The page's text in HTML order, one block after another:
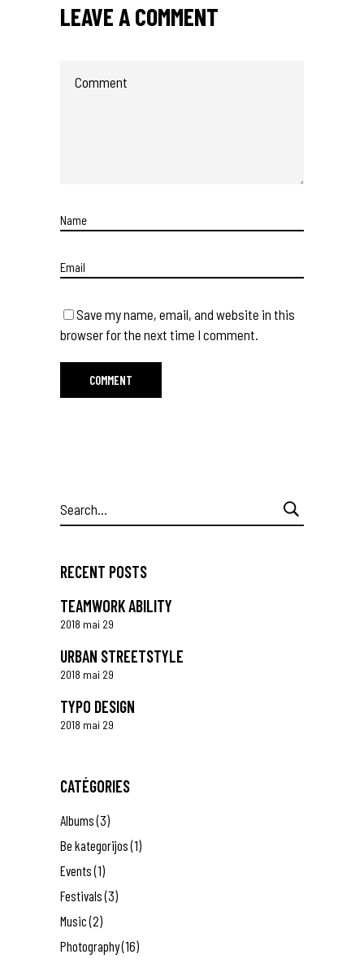
LEAVE A COMMENT
Save my name, email, and website in this
browser for the next time I comment.
Search
for:
RECENT POSTS
TEAMWORK ABILITY
2018 mai 29
URBAN STREETSTYLE
2018 mai 29
TYPO DESIGN
2018 mai 29
CATÉGORIES
Albums(3)
Be kategorijos(1)
Events(1)
Festivals(3)
Music(2)
Photography(16)